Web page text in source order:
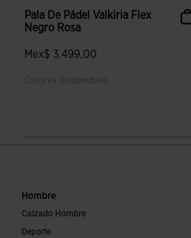
Pala De Pádel Valkiria Flex
Negro Rosa
Mex$ 3.499,00
Colores disponibles
3.5 sobre 5 de valoración de clientes
Hombre
Calzado Hombre
Deporte